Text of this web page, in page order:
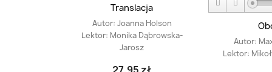
Translacja
Autor: Joanna Holson
Lektor: Monika Dąbrowska-
Jarosz
Autor:
Lektor: